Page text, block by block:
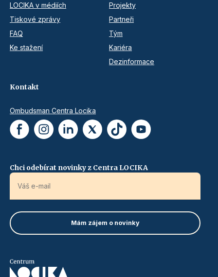
LOCIKA v médiích
Tiskové zprávy
FAQ
Ke stažení
Projekty
Partneři
Tým
Kariéra
Dezinformace
Kontakt
Ombudsman Centra Locika
Chci odebírat novinky z Centra LOCIKA